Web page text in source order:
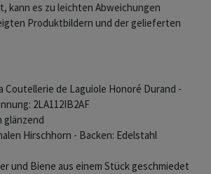
kann es zu leichten Abweichungen
Produktbildern und der gelieferten
Coutellerie de Laguiole Honoré Durand -
2LA112IB2AF
glänzend
Hirschhorn - Backen: Edelstahl
und Biene aus einem Stück geschmiedet